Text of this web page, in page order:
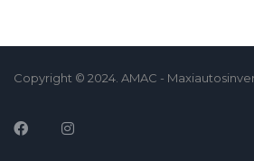
Copyright © 2024. AMAC -